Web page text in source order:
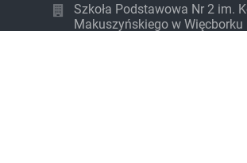
Szkoła Podstawowa Nr 2 im.
Makuszyńskiego w Więcborku